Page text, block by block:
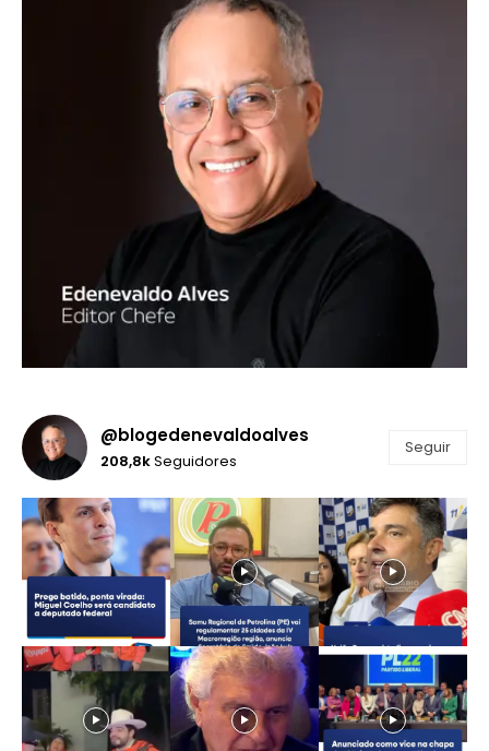
@blogedenevaldoalves
208,8kSeguidores
Seguir